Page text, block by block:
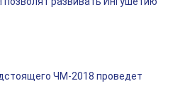
ЧМ-2018 проведет